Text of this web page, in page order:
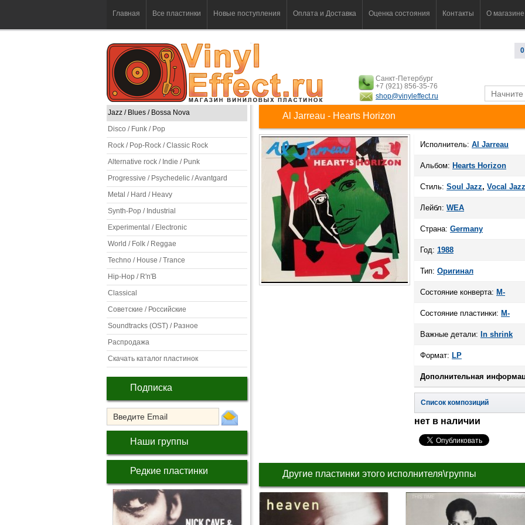
Главная Все пластинки Новые поступления Оплата и Доставка Оценка состояния Контакты О магазине
0
Санкт-Петербург
+7 (921) 856-35-76
shop@vinyleffect.ru
Jazz / Blues / Bossa Nova
Disco / Funk / Pop
Rock / Pop-Rock / Classic Rock
Alternative rock / Indie / Punk
Progressive / Psychedelic / Avantgard
Metal / Hard / Heavy
Synth-Pop / Industrial
Experimental / Electronic
World / Folk / Reggae
Techno / House / Trance
Hip-Hop / R'n'B
Classical
Советские / Российские
Soundtracks (OST) / Разное
Распродажа
Скачать каталог пластинок
Подписка
Наши группы
Редкие пластинки
Al Jarreau - Hearts Horizon
Исполнитель: Al Jarreau
Альбом: Hearts Horizon
Стиль: Soul Jazz, Vocal Jazz
Лейбл: WEA
Страна: Germany
Год: 1988
Тип: Оригинал
Состояние конверта: M-
Состояние пластинки: M-
Важные детали: In shrink
Формат: LP
Дополнительная
Список композиций
нет в наличии
Другие пластинки этого исполнителя\группы